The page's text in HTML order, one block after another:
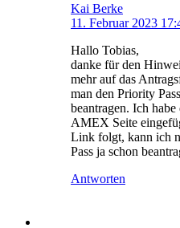
Kai Berke
11. Februar 2023
Hallo Tobias,
danke für den
mehr auf das
man den Priority
beantragen. Ich
AMEX Seite
Link folgt, kann ich
Pass ja schon
Antworten